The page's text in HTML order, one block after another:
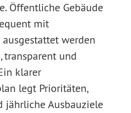
Öffentliche Gebäude
mit
werden
transparent und
klarer
legt Prioritäten,
jährliche Ausbauziele